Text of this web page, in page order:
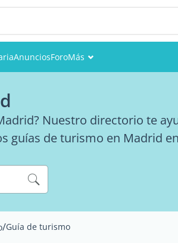
AnunciosForoMás
Fotos
Nuestro directorio te
guías de turismo en Madrid
/Guía de turismo